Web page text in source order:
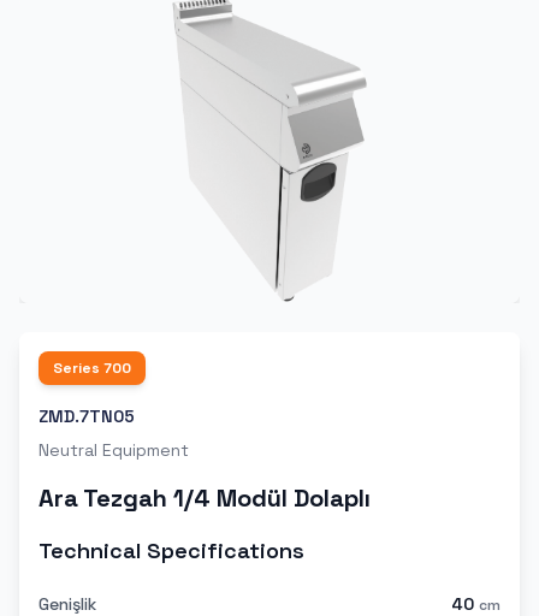
Series 700
ZMD.7TN05
Neutral Equipment
Ara Tezgah 1/4 Modül Dolaplı
Technical Specifications
Genişlik 40 cm